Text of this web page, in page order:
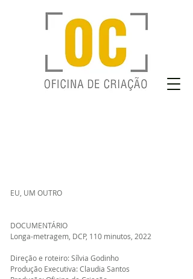
EU, UM OUTRO
DOCUMENTÁRIO
Longa-metragem, DCP, 110 minutos, 2022
Direção e roteiro: Sílvia Godinho
Produção Executiva: Claudia Santos